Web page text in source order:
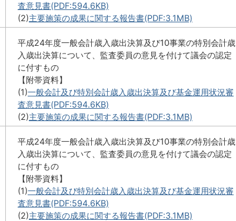
査意見書(PDF:594.6KB)
(2)主要施策の成果に関する報告書(PDF:3.1MB)
平成24年度一般会計歳入歳出決算及び10事業の特別会計歳
入歳出決算について、監査委員の意見を付けて議会の認定
に付すもの
【附帯資料】
(1)一般会計及び特別会計歳入歳出決算及び基金運用状況審
査意見書(PDF:594.6KB)
(2)主要施策の成果に関する報告書(PDF:3.1MB)
平成24年度一般会計歳入歳出決算及び10事業の特別会計歳
入歳出決算について、監査委員の意見を付けて議会の認定
に付すもの
【附帯資料】
(1)一般会計及び特別会計歳入歳出決算及び基金運用状況審
査意見書(PDF:594.6KB)
(2)主要施策の成果に関する報告書(PDF:3.1MB)